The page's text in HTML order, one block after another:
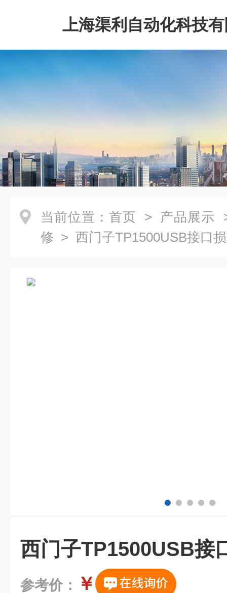
上海渠利自动化科技
当前位置： 首页 > 产品展示
修 > 西门子TP1500USB接口
西门子TP1500USB接
参考价： ￥